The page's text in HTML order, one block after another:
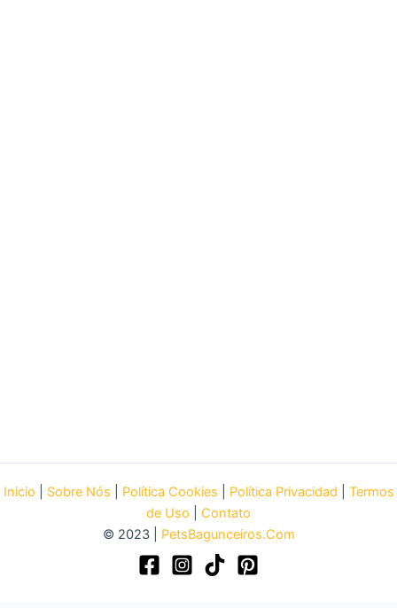
Inicio Sobre Nós Política Cookies Política Privacidad
Termos
de Uso
Contato
© 2023 | PetsBagunceiros.Com